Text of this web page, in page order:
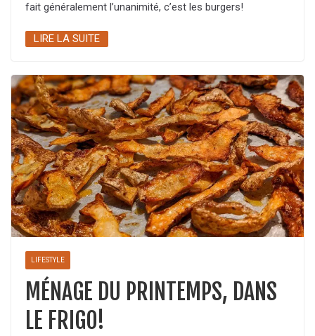
fait généralement l’unanimité, c’est les burgers!
LIRE LA SUITE
LIFESTYLE
MÉNAGE DU PRINTEMPS, DANS
LE FRIGO!